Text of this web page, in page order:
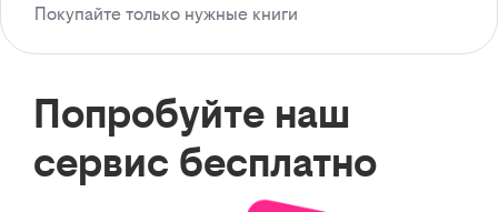
Покупайте только нужные книги
Попробуйте наш
сервис бесплатно